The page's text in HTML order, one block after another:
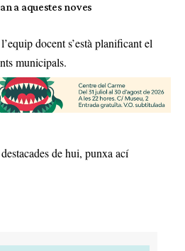
a aquestes noves
docent s’està planificant el
municipals.
de hui, punxa ací